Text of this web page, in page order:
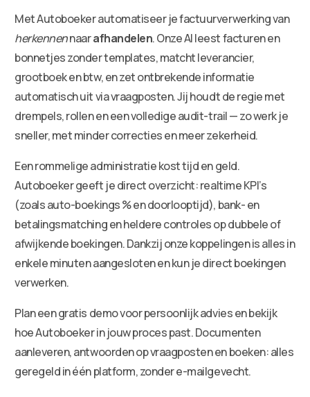
Met Autoboeker automatiseer je factuurverwerking van
herkennennaarafhandelen. Onze AI leest facturen en
bonnetjes zonder templates, matcht leverancier,
grootboek en btw, en zet ontbrekende informatie
automatisch uit via vraagposten. Jij houdt de regie met
drempels, rollen en een volledige audit-trail — zo werk je
sneller, met minder correcties en meer zekerheid.
Een rommelige administratie kost tijd en geld.
Autoboeker geeft je direct overzicht: realtime KPI’s
(zoals auto-boekings % en doorlooptijd), bank- en
betalingsmatching en heldere controles op dubbele of
afwijkende boekingen. Dankzij onze koppelingen is alles in
enkele minuten aangesloten en kun je direct boekingen
verwerken.
Plan een gratis demo voor persoonlijk advies en bekijk
hoe Autoboeker in jouw proces past. Documenten
aanleveren, antwoorden op vraagposten en boeken: alles
geregeld in één platform, zonder e-mailgevecht.